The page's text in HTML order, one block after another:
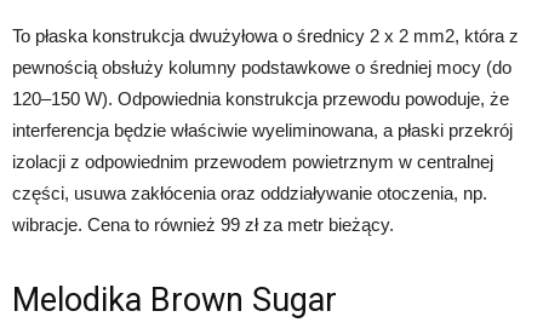
To płaska konstrukcja dwużyłowa o średnicy 2 x 2 mm2, która z
pewnością obsłuży kolumny podstawkowe o średniej mocy (do
120–150 W). Odpowiednia konstrukcja przewodu powoduje, że
interferencja będzie właściwie wyeliminowana, a płaski przekrój
izolacji z odpowiednim przewodem powietrznym w centralnej
części, usuwa zakłócenia oraz oddziaływanie otoczenia, np.
wibracje. Cena to również 99 zł za metr bieżący.
Melodika Brown Sugar